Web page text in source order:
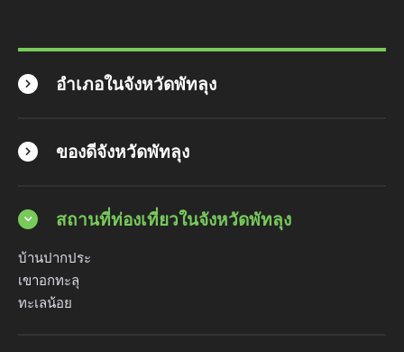
อำเภอในจังหวัดพัทลุง
ของดีจังหวัดพัทลุง
สถานที่ท่องเที่ยวในจังหวัดพัทลุง
บ้านปากประ
เขาอกทะลุ
ทะเลน้อย